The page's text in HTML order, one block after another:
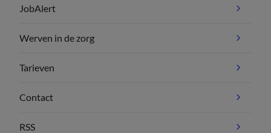
JobAlert
Werven in de zorg
Tarieven
Contact
RSS